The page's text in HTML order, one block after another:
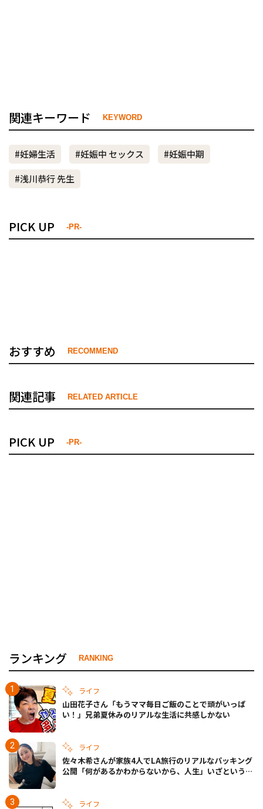
関連キーワード KEYWORD
#妊婦生活 #妊娠中 セックス
#妊娠中期
#浅川恭行 先生
PICK UP -PR-
おすすめ RECOMMEND
関連記事 RELATED ARTICLE
PICK UP -PR-
ランキング RANKING
ライフ
山田花子さん「もうママ毎日ご飯のことで頭がいっぱ
い！」兄弟夏休みのリアルな生活に共感しかない
ライフ
佐々木希さんが家族4人でLA旅行のリアルなパッキング
公開「何があるかわからないから、人生」いざというと
ライフ